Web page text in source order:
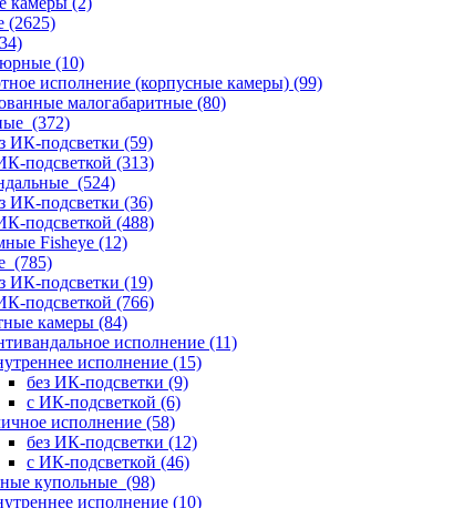
(2625)
(10)
исполнение (корпусные камеры) (99)
малогабаритные (80)
(372)
ИК-подсветки (59)
подсветкой (313)
(524)
ИК-подсветки (36)
подсветкой (488)
Fisheye (12)
(785)
ИК-подсветки (19)
подсветкой (766)
камеры (84)
исполнение (11)
исполнение (15)
без ИК-подсветки (9)
с ИК-подсветкой (6)
исполнение (58)
без ИК-подсветки (12)
с ИК-подсветкой (46)
купольные (98)
исполнение (10)